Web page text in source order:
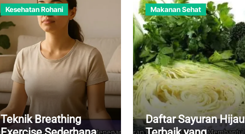
Kesehatan Rohani
Teknik Breathing
Makanan Sehat
Daftar Sayuran Hijau